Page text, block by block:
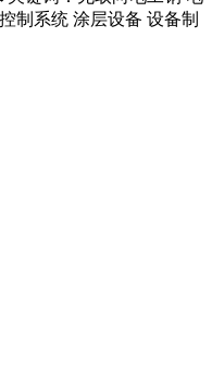
制系统 涂层设备 设备制